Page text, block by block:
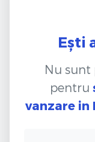
Ești
Nu
pentru
vanzare in